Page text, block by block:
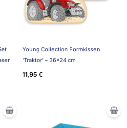
Young Collection Formkissen
‘Traktor’ – 36×24 cm
11,95 €